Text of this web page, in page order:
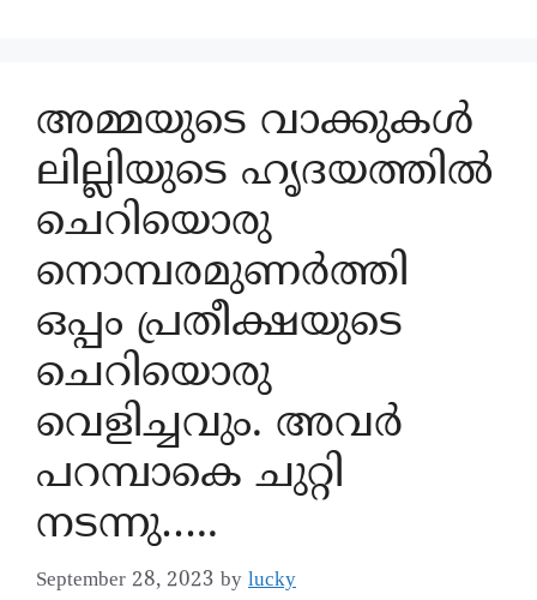
അമ്മയുടെ വാക്കുകൾ
ലില്ലിയുടെ ഹൃദയത്തിൽ
ചെറിയൊരു
നൊമ്പരമുണർത്തി
ഒപ്പം പ്രതീക്ഷയുടെ
ചെറിയൊരു
വെളിച്ചവും. അവർ
പറമ്പാകെ ചുറ്റി
നടന്നു…..
September 28, 2023 by lucky